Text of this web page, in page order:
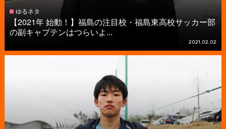
ゆるネタ
【2021年 始動！】福島の注目校・福島東高校サッカー部
の副キャプテンはつらいよ...
2021.02.02